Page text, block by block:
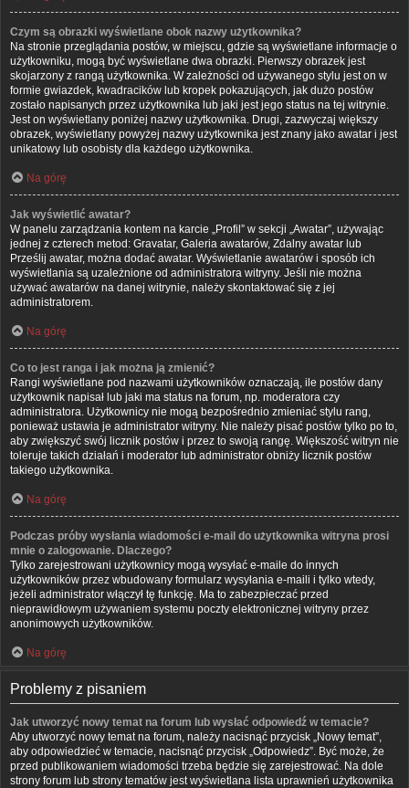
Czym są obrazki wyświetlane obok nazwy użytkownika?
Na stronie przeglądania postów, w miejscu, gdzie są wyświetlane informacje o
użytkowniku, mogą być wyświetlane dwa obrazki. Pierwszy obrazek jest
skojarzony z rangą użytkownika. W zależności od używanego stylu jest on w
formie gwiazdek, kwadracików lub kropek pokazujących, jak dużo postów
zostało napisanych przez użytkownika lub jaki jest jego status na tej witrynie.
Jest on wyświetlany poniżej nazwy użytkownika. Drugi, zazwyczaj większy
obrazek, wyświetlany powyżej nazwy użytkownika jest znany jako awatar i jest
unikatowy lub osobisty dla każdego użytkownika.
Na górę
Jak wyświetlić awatar?
W panelu zarządzania kontem na karcie „Profil” w sekcji „Awatar”, używając
jednej z czterech metod: Gravatar, Galeria awatarów, Zdalny awatar lub
Prześlij awatar, można dodać awatar. Wyświetlanie awatarów i sposób ich
wyświetlania są uzależnione od administratora witryny. Jeśli nie można
używać awatarów na danej witrynie, należy skontaktować się z jej
administratorem.
Na górę
Co to jest ranga i jak można ją zmienić?
Rangi wyświetlane pod nazwami użytkowników oznaczają, ile postów dany
użytkownik napisał lub jaki ma status na forum, np. moderatora czy
administratora. Użytkownicy nie mogą bezpośrednio zmieniać stylu rang,
ponieważ ustawia je administrator witryny. Nie należy pisać postów tylko po to,
aby zwiększyć swój licznik postów i przez to swoją rangę. Większość witryn nie
toleruje takich działań i moderator lub administrator obniży licznik postów
takiego użytkownika.
Na górę
Podczas próby wysłania wiadomości e-mail do użytkownika witryna prosi
mnie o zalogowanie. Dlaczego?
Tylko zarejestrowani użytkownicy mogą wysyłać e-maile do innych
użytkowników przez wbudowany formularz wysyłania e-maili i tylko wtedy,
jeżeli administrator włączył tę funkcję. Ma to zabezpieczać przed
nieprawidłowym używaniem systemu poczty elektronicznej witryny przez
anonimowych użytkowników.
Na górę
Problemy z pisaniem
Jak utworzyć nowy temat na forum lub wysłać odpowiedź w temacie?
Aby utworzyć nowy temat na forum, należy nacisnąć przycisk „Nowy temat”,
aby odpowiedzieć w temacie, nacisnąć przycisk „Odpowiedz”. Być może, że
przed publikowaniem wiadomości trzeba będzie się zarejestrować. Na dole
strony forum lub strony tematów jest wyświetlana lista uprawnień użytkownika